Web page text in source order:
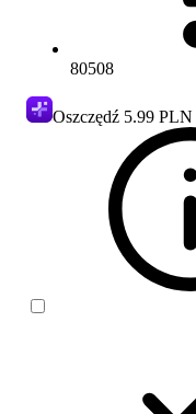
80508
Oszczędź 5.99 PLN